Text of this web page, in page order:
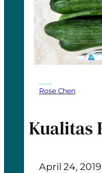
Author:
Rose Chen
Kualitas
April 24, 2019